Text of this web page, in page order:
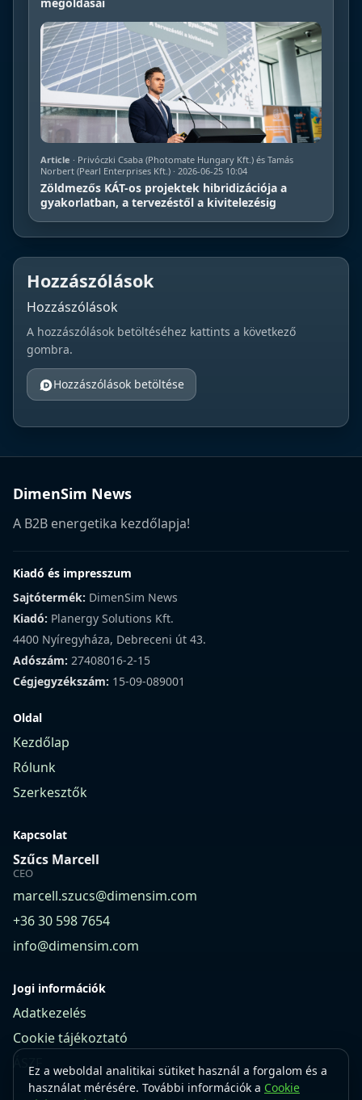
Article · Privóczki Csaba (Photomate Hungary Kft.) és Tamás
Norbert (Pearl Enterprises Kft.) · 2026-06-25 10:04
Zöldmezős KÁT-os projektek hibridizációja a
gyakorlatban, a tervezéstől a kivitelezésig
Hozzászólások
Hozzászólások
A hozzászólások betöltéséhez kattints a következő
gombra.
Hozzászólások betöltése
Ez a weboldal analitikai sütiket használ a forgalom és a
használat mérésére. További információk a Cookie
DimenSim News
A B2B energetika kezdőlapja!
Kiadó és impresszum
Sajtótermék: DimenSim News
Kiadó: Planergy Solutions Kft.
4400 Nyíregyháza, Debreceni út 43.
Adószám: 27408016-2-15
Cégjegyzékszám: 15-09-089001
Oldal
Kezdőlap
Rólunk
Szerkesztők
Kapcsolat
Szűcs Marcell
CEO
marcell.szucs@dimensim.com
+36 30 598 7654
info@dimensim.com
Jogi információk
Adatkezelés
Cookie tájékoztató
ÁSZF